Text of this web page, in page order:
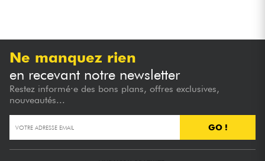
Ne manquez rien
en recevant notre newsletter
Restez informé·e des bons plans, offres exclusives,
nouveautés...
GO !